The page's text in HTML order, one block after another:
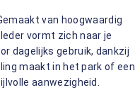
van hoogwaardig
vormt zich naar je
dagelijks gebruik, dankzij
maakt in het park of een
aanwezigheid.